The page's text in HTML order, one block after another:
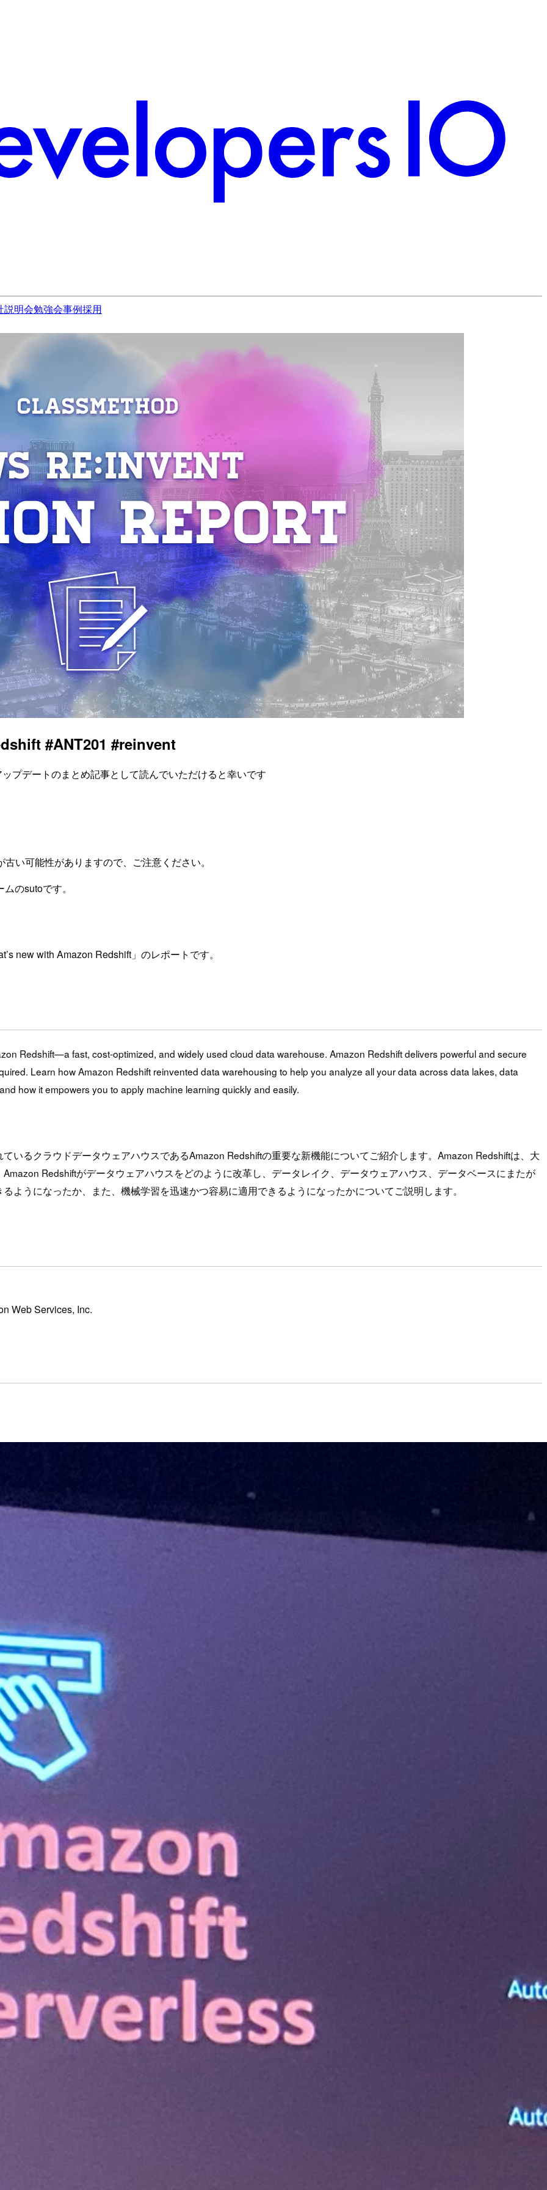
説明会勉強会事例採用
#ANT201 #reinvent
プデートのまとめ記事として読んでいただけると幸いです
い可能性がありますので、ご注意ください。
のsutoです。
new with Amazon Redshift」のレポートです。
Redshift—a fast, cost-optimized, and widely used cloud data warehouse. Amazon Redshift delivers powerful and secure
Learn how Amazon Redshift reinvented data warehousing to help you analyze all your data across data lakes, data
how it empowers you to apply machine learning quickly and easily.
いるクラウドデータウェアハウスであるAmazon Redshiftの重要な新機能についてご紹介します。Amazon Redshiftは、大
Redshiftがデータウェアハウスをどのように改革し、データレイク、データウェアハウス、データベースにまたが
ようになったか、また、機械学習を迅速かつ容易に適用できるようになったかについてご説明します。
Web Services, Inc.